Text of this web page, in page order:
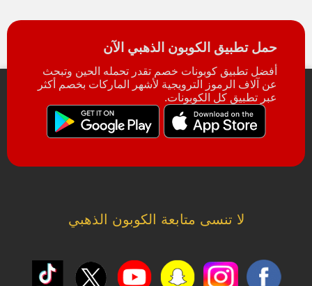
حمل تطبيق الكوبون الذهبي الآن
أفضل تطبيق كوبونات خصم تقدر تحمله الحين وتبحث
عن آلاف الرموز الترويجية لأشهر الماركات بخصم أكثر
عبر تطبيق كل الكوبونات.
لا تنسى متابعة الكوبون الذهبي